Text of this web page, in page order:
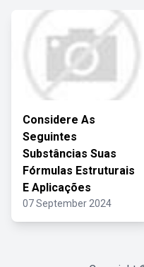
Considere As
Seguintes
Substâncias Suas
Fórmulas Estruturais
E Aplicações
07 September 2024